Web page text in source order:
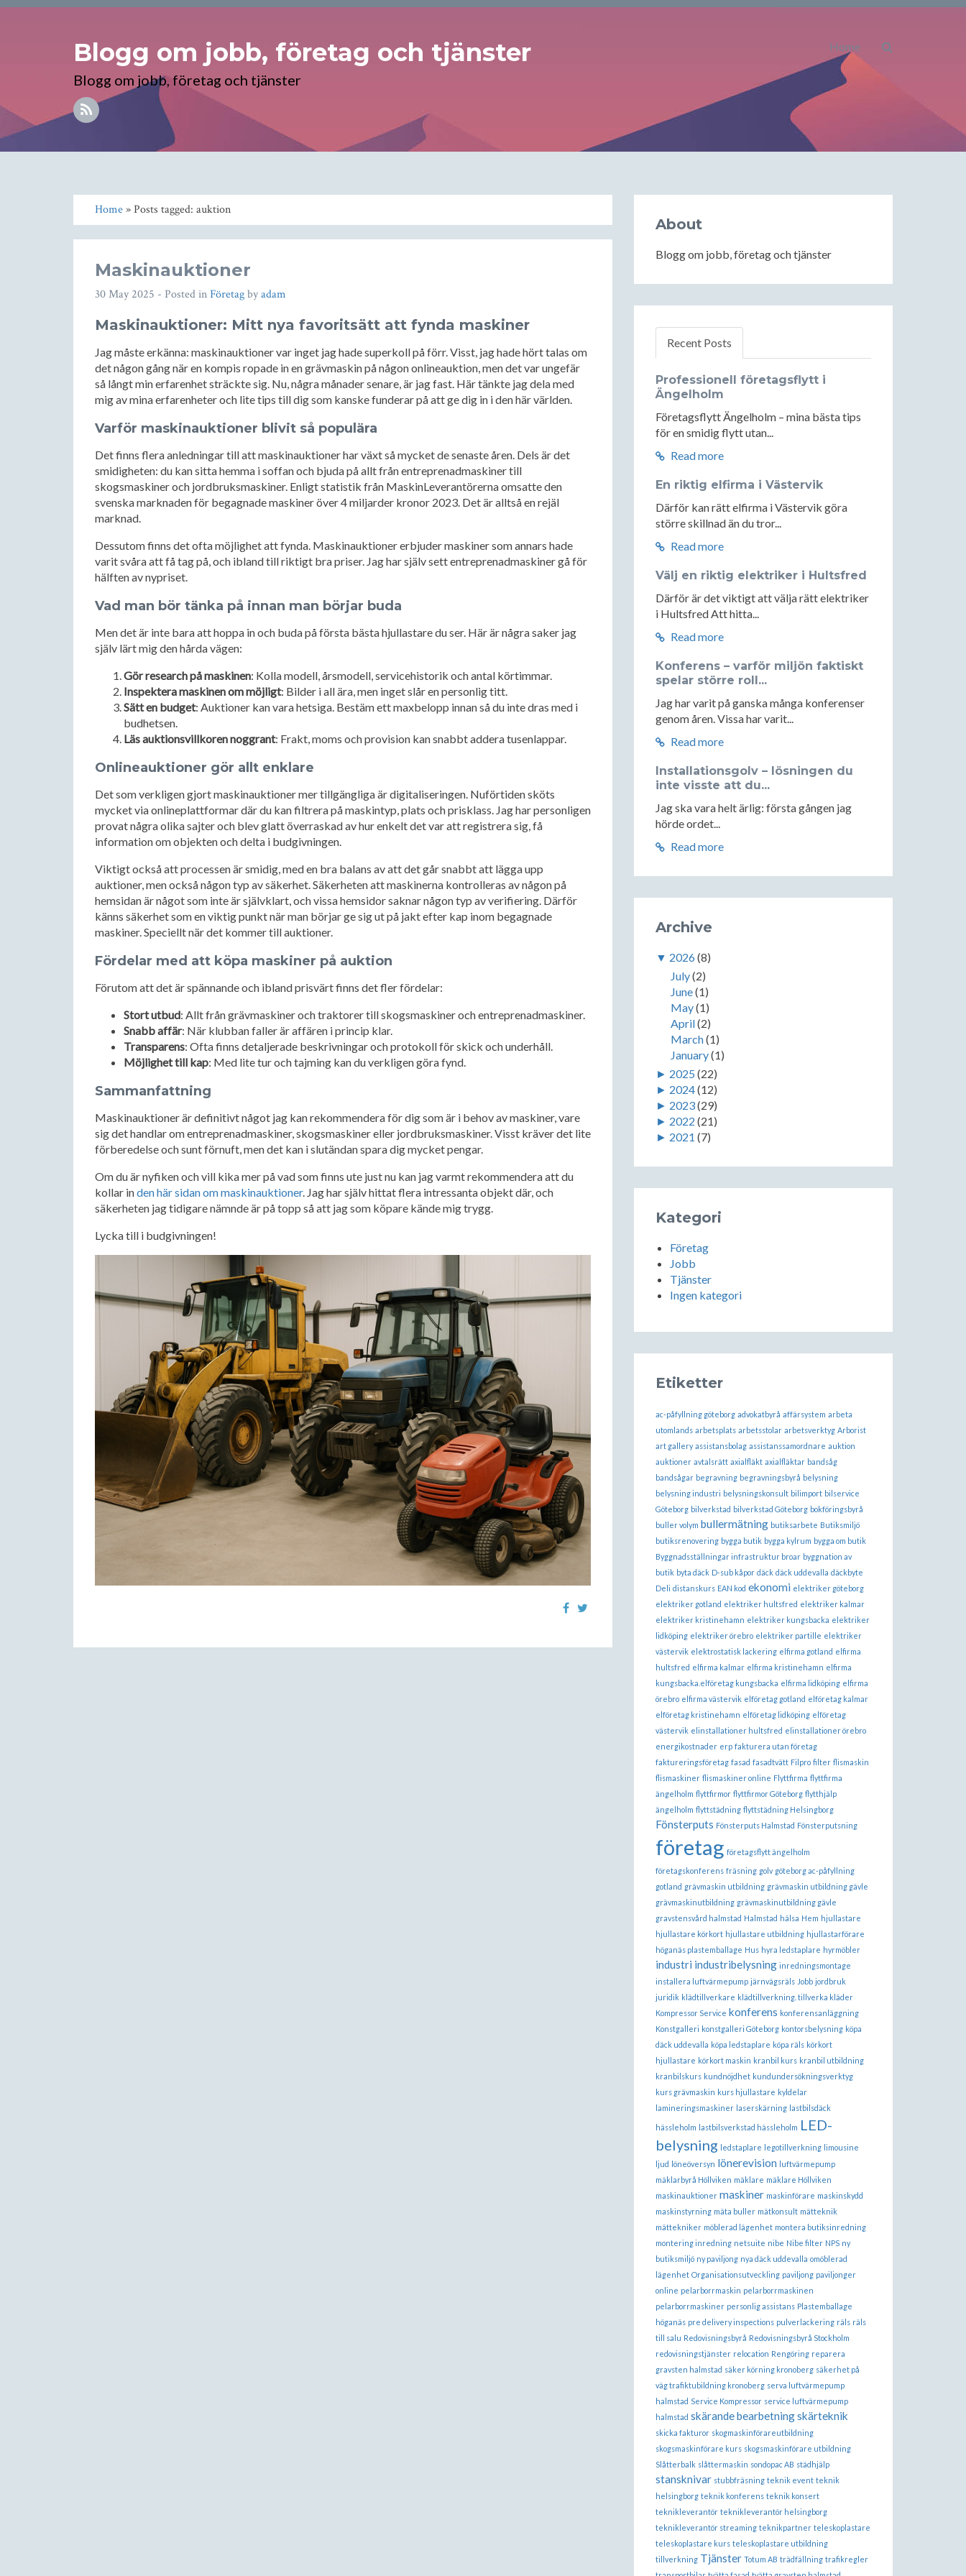
Blogg om jobb, företag och tjänster
Blogg om jobb, företag och tjänster
Home
Home» Posts tagged: auktion
Maskinauktioner
30 May 2025 - Posted inFöretagbyadam
Maskinauktioner: Mitt nya favoritsätt att fynda maskiner
Jag måste erkänna: maskinauktioner var inget jag hade superkoll på förr. Visst, jag hade hört talas om
det någon gång när en kompis ropade in en grävmaskin på någon onlineauktion, men det var ungefär
så långt min erfarenhet sträckte sig. Nu, några månader senare, är jag fast. Här tänkte jag dela med
mig av mina erfarenheter och lite tips till dig som kanske funderar på att ge dig in i den här världen.
Varför maskinauktioner blivit så populära
Det finns flera anledningar till att maskinauktioner har växt så mycket de senaste åren. Dels är det
smidigheten: du kan sitta hemma i soffan och bjuda på allt från entreprenadmaskiner till
skogsmaskiner och jordbruksmaskiner. Enligt statistik från MaskinLeverantörerna omsatte den
svenska marknaden för begagnade maskiner över 4 miljarder kronor 2023. Det är alltså en rejäl
marknad.
Dessutom finns det ofta möjlighet att fynda. Maskinauktioner erbjuder maskiner som annars hade
varit svåra att få tag på, och ibland till riktigt bra priser. Jag har själv sett entreprenadmaskiner gå för
hälften av nypriset.
Vad man bör tänka på innan man börjar buda
Men det är inte bara att hoppa in och buda på första bästa hjullastare du ser. Här är några saker jag
själv lärt mig den hårda vägen:
Gör research på maskinen: Kolla modell, årsmodell, servicehistorik och antal körtimmar.
Inspektera maskinen om möjligt: Bilder i all ära, men inget slår en personlig titt.
Sätt en budget: Auktioner kan vara hetsiga. Bestäm ett maxbelopp innan så du inte dras med i
budhetsen.
Läs auktionsvillkoren noggrant: Frakt, moms och provision kan snabbt addera tusenlappar.
Onlineauktioner gör allt enklare
Det som verkligen gjort maskinauktioner mer tillgängliga är digitaliseringen. Nuförtiden sköts
mycket via onlineplattformar där du kan filtrera på maskintyp, plats och prisklass. Jag har personligen
provat några olika sajter och blev glatt överraskad av hur enkelt det var att registrera sig, få
information om objekten och delta i budgivningen.
Viktigt också att processen är smidig, med en bra balans av att det går snabbt att lägga upp
auktioner, men också någon typ av säkerhet. Säkerheten att maskinerna kontrolleras av någon på
hemsidan är något som inte är självklart, och vissa hemsidor saknar någon typ av verifiering. Därför
känns säkerhet som en viktig punkt när man börjar ge sig ut på jakt efter kap inom begagnade
maskiner. Speciellt när det kommer till auktioner.
Fördelar med att köpa maskiner på auktion
Förutom att det är spännande och ibland prisvärt finns det fler fördelar:
Stort utbud: Allt från grävmaskiner och traktorer till skogsmaskiner och entreprenadmaskiner.
Snabb affär: När klubban faller är affären i princip klar.
Transparens: Ofta finns detaljerade beskrivningar och protokoll för skick och underhåll.
Möjlighet till kap: Med lite tur och tajming kan du verkligen göra fynd.
Sammanfattning
Maskinauktioner är definitivt något jag kan rekommendera för dig som är i behov av maskiner, vare
sig det handlar om entreprenadmaskiner, skogsmaskiner eller jordbruksmaskiner. Visst kräver det lite
förberedelse och sunt förnuft, men det kan i slutändan spara dig mycket pengar.
Om du är nyfiken och vill kika mer på vad som finns ute just nu kan jag varmt rekommendera att du
kollar inden här sidan om maskinauktioner. Jag har själv hittat flera intressanta objekt där, och
säkerheten jag tidigare nämnde är på topp så att jag som köpare kände mig trygg.
Lycka till i budgivningen!
About
Blogg om jobb, företag och tjänster
Recent Posts
Professionell företagsflytt i
Ängelholm
Företagsflytt Ängelholm – mina bästa tips
för en smidig flytt utan...
Read more
En riktig elfirma i Västervik
Därför kan rätt elfirma i Västervik göra
större skillnad än du tror...
Read more
Välj en riktig elektriker i Hultsfred
Därför är det viktigt att välja rätt elektriker
i Hultsfred Att hitta...
Read more
Konferens – varför miljön faktiskt
spelar större roll...
Jag har varit på ganska många konferenser
genom åren. Vissa har varit...
Read more
Installationsgolv – lösningen du
inte visste att du...
Jag ska vara helt ärlig: första gången jag
hörde ordet...
Read more
Archive
▼ 2026(8)
July(2)
June(1)
May(1)
April(2)
March(1)
January(1)
► 2025 (22)
► 2024(12)
► 2023(29)
► 2022 (21)
► 2021 (7)
Kategori
Företag
Jobb
Tjänster
Ingen kategori
Etiketter
ac-påfyllning göteborg advokatbyrå affärsystem arbeta
utomlands arbetsplats arbetsstolar arbetsverktyg Arborist
art gallery assistansbolag assistanssamordnare auktion
auktioner avtalsrätt axialfläkt axialfläktar bandsåg
bandsågar begravning begravningsbyrå belysning
belysning industri belysningskonsult bilimport bilservice
Göteborg bilverkstad bilverkstad Göteborg bokföringsbyrå
buller volym bullermätning butiksarbete Butiksmiljö
butiksrenovering bygga butik bygga kylrum bygga om butik
Byggnadsställningar infrastruktur broar byggnation av
butik byta däck D-sub kåpor däck däck uddevalla däckbyte
Deli distanskurs EAN kod ekonomi elektriker göteborg
elektriker gotland elektriker hultsfred elektriker kalmar
elektriker kristinehamn elektriker kungsbacka elektriker
lidköping elektriker örebro elektriker partille elektriker
västervik elektrostatisk lackering elfirma gotland elfirma
hultsfred elfirma kalmar elfirma kristinehamn elfirma
kungsbacka.elföretag kungsbacka elfirma lidköping elfirma
örebro elfirma västervik elföretag gotland elföretag kalmar
elföretag kristinehamn elföretag lidköping elföretag
västervik elinstallationer hultsfred elinstallationer örebro
energikostnader erp fakturera utan företag
faktureringsföretag fasad fasadtvätt Filpro filter flismaskin
flismaskiner flismaskiner online Flyttfirma flyttfirma
ängelholm flyttfirmor flyttfirmor Göteborg flytthjälp
ängelholm flyttstädning flyttstädning Helsingborg
Fönsterputs Fönsterputs Halmstad Fönsterputsning
företag företagsflytt ängelholm
företagskonferens fräsning golv göteborg ac-påfyllning
gotland grävmaskin utbildning grävmaskin utbildning gävle
grävmaskinutbildning grävmaskinutbildning gävle
gravstensvård halmstad Halmstad hälsa Hem hjullastare
hjullastare körkort hjullastare utbildning hjullastarförare
höganäs plastemballage Hus hyra ledstaplare hyrmöbler
industri industribelysning inredningsmontage
installera luftvärmepump järnvägsräls Jobb jordbruk
juridik klädtillverkare klädtillverkning. tillverka kläder
Kompressor Service konferens konferensanläggning
Konstgalleri konstgalleri Göteborg kontorsbelysning köpa
däck uddevalla köpa ledstaplare köpa räls körkort
hjullastare körkort maskin kranbil kurs kranbil utbildning
kranbilskurs kundnöjdhet kundundersökningsverktyg
kurs grävmaskin kurs hjullastare kyldelar
lamineringsmaskiner laserskärning lastbilsdäck
hässleholm lastbilsverkstad hässleholm LED-
belysning ledstaplare legotillverkning limousine
ljud löneöversyn lönerevision luftvärmepump
mäklarbyrå Höllviken mäklare mäklare Höllviken
maskinauktioner maskiner maskinförare maskinskydd
maskinstyrning mäta buller mätkonsult mätteknik
mättekniker möblerad lägenhet montera butiksinredning
montering inredning netsuite nibe Nibe filter NPS ny
butiksmiljö ny paviljong nya däck uddevalla omöblerad
lägenhet Organisationsutveckling paviljong paviljonger
online pelarborrmaskin pelarborrmaskinen
pelarborrmaskiner personlig assistans Plastemballage
höganäs pre delivery inspections pulverlackering räls räls
till salu Redovisningsbyrå Redovisningsbyrå Stockholm
redovisningstjänster relocation Rengöring reparera
gravsten halmstad säker körning kronoberg säkerhet på
väg trafiktubildning kronoberg serva luftvärmepump
halmstad Service Kompressor service luftvärmepump
halmstad skärande bearbetningskärteknik
skicka fakturor skogmaskinförareutbildning
skogsmaskinförare kurs skogsmaskinförare utbildning
Slåtterbalk slåttermaskin sondopac AB städhjälp
stansknivar stubbfräsning teknik event teknik
helsingborg teknik konferens teknik konsert
teknikleverantör teknikleverantör helsingborg
teknikleverantör streaming teknikpartner teleskoplastare
teleskoplastare kurs teleskoplastare utbildning
tillverkning Tjänster Totum AB trädfällning trafikregler